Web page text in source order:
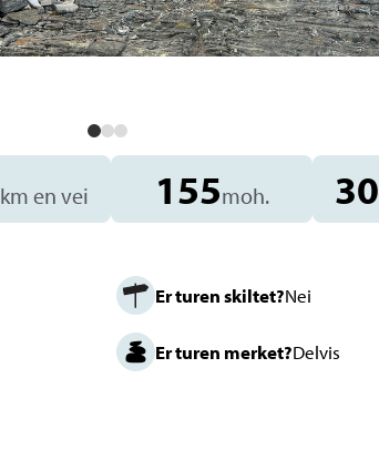
km en vei 155moh. 30
Er turen skiltet?Nei
Er turen merket?Delvis